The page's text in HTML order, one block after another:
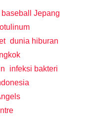
baseball Jepang
dunia hiburan
infeksi bakteri